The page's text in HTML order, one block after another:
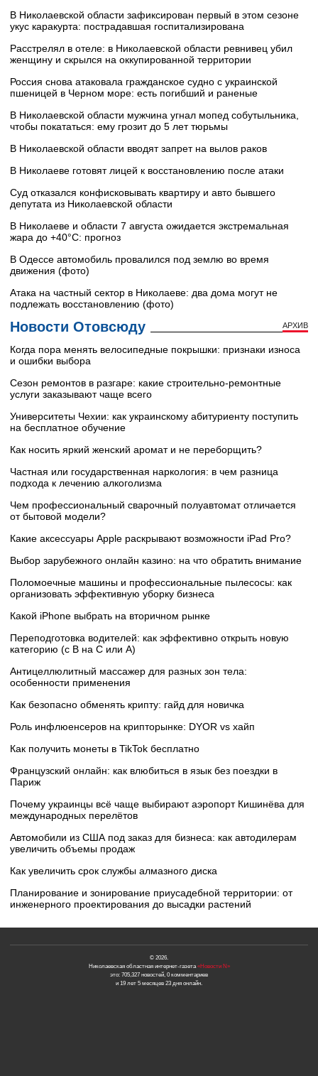
В Николаевской области зафиксирован первый в этом сезоне
укус каракурта: пострадавшая госпитализирована
Расстрелял в отеле: в Николаевской области ревнивец убил
женщину и скрылся на оккупированной территории
Россия снова атаковала гражданское судно с украинской
пшеницей в Черном море: есть погибший и раненые
В Николаевской области мужчина угнал мопед собутыльника,
чтобы покататься: ему грозит до 5 лет тюрьмы
В Николаевской области вводят запрет на вылов раков
В Николаеве готовят лицей к восстановлению после атаки
Суд отказался конфисковывать квартиру и авто бывшего
депутата из Николаевской области
В Николаеве и области 7 августа ожидается экстремальная
жара до +40°C: прогноз
В Одессе автомобиль провалился под землю во время
движения (фото)
Атака на частный сектор в Николаеве: два дома могут не
подлежать восстановлению (фото)
Новости Отовсюду АРХИВ
Когда пора менять велосипедные покрышки: признаки износа
и ошибки выбора
Сезон ремонтов в разгаре: какие строительно-ремонтные
услуги заказывают чаще всего
Университеты Чехии: как украинскому абитуриенту поступить
на бесплатное обучение
Как носить яркий женский аромат и не переборщить?
Частная или государственная наркология: в чем разница
подхода к лечению алкоголизма
Чем профессиональный сварочный полуавтомат отличается
от бытовой модели?
Какие аксессуары Apple раскрывают возможности iPad Pro?
Выбор зарубежного онлайн казино: на что обратить внимание
Поломоечные машины и профессиональные пылесосы: как
организовать эффективную уборку бизнеса
Какой iPhone выбрать на вторичном рынке
Переподготовка водителей: как эффективно открыть новую
категорию (с B на C или А)
Антицеллюлитный массажер для разных зон тела:
особенности применения
Как безопасно обменять крипту: гайд для новичка
Роль инфлюенсеров на крипторынке: DYOR vs хайп
Как получить монеты в TikTok бесплатно
Французский онлайн: как влюбиться в язык без поездки в
Париж
Почему украинцы всё чаще выбирают аэропорт Кишинёва для
международных перелётов
Автомобили из США под заказ для бизнеса: как автодилерам
увеличить объемы продаж
Как увеличить срок службы алмазного диска
Планирование и зонирование приусадебной территории: от
инженерного проектирования до высадки растений
© 2026.
Николаевская областная интернет-газета«Новости N»
это: 705,327 новостей, 0 комментариев
и 19 лет 5 месяцев 23 дня онлайн.